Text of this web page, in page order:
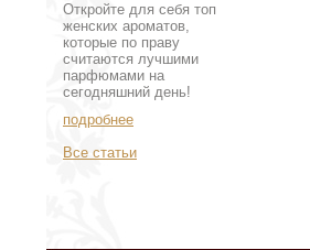
Откройте для себя топ
женских ароматов,
которые по праву
считаются лучшими
парфюмами на
сегодняшний день!
подробнее
Все статьи